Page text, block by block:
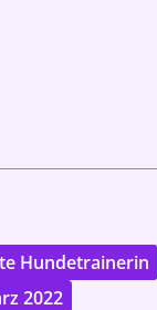
Hundetrainerin
2022